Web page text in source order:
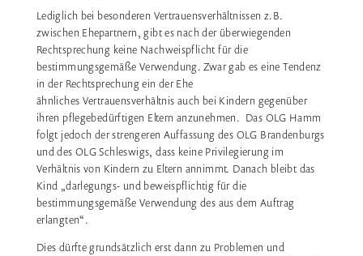
Lediglich bei besonderen Vertrauensverhältnissen z.B.
zwischen Ehepartnern, gibt es nach der überwiegenden
Rechtsprechung keine Nachweispflicht für die
bestimmungsgemäße Verwendung. Zwar gab es eine Tendenz
in der Rechtsprechung ein der Ehe
ähnliches Vertrauensverhältnis auch bei Kindern gegenüber
ihren pflegebedürftigen Eltern anzunehmen. Das OLG Hamm
folgt jedoch der strengeren Auffassung des OLG Brandenburgs
und des OLG Schleswigs, dass keine Privilegierung im
Verhältnis von Kindern zu Eltern annimmt. Danach bleibt das
Kind „darlegungs- und beweispflichtig für die
bestimmungsgemäße Verwendung des aus dem Auftrag
erlangten“.
Dies dürfte grundsätzlich erst dann zu Problemen und